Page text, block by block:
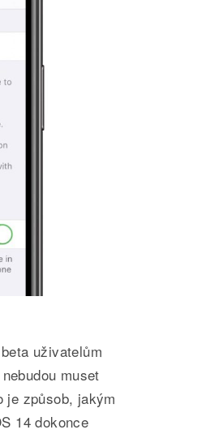
uživatelům
muset
je způsob, jakým
14 dokonce